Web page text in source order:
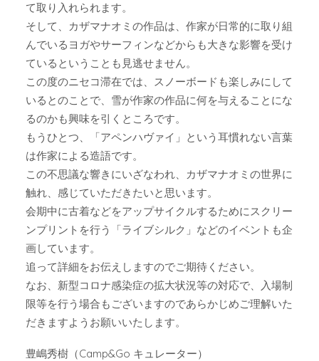
て取り入れられます。
そして、カザマナオミの作品は、作家が日常的に取り組
んでいるヨガやサーフィンなどからも大きな影響を受け
ているということも見逃せません。
この度のニセコ滞在では、スノーボードも楽しみにして
いるとのことで、雪が作家の作品に何を与えることにな
るのかも興味を引くところです。
もうひとつ、「アペンハヴァイ」という耳慣れない言葉
は作家による造語です。
この不思議な響きにいざなわれ、カザマナオミの世界に
触れ、感じていただきたいと思います。
会期中に古着などをアップサイクルするためにスクリー
ンプリントを行う「ライブシルク」などのイベントも企
画しています。
追って詳細をお伝えしますのでご期待ください。
なお、新型コロナ感染症の拡大状況等の対応で、入場制
限等を行う場合もございますのであらかじめご理解いた
だきますようお願いいたします。
豊嶋秀樹（Camp&Go キュレーター）